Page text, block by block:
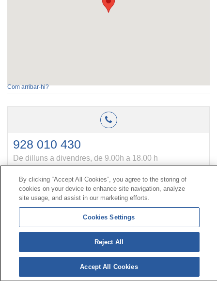
Com arribar-hi?
928 010 430
De dilluns a divendres, de 9.00h a 18.00 h
Contacte |Perfil del contractant|Reclamacions
Línia Universal 900 203 203
Zona Privada Comissió de
Prestacions Especials|Zona Privada Proveïdor Sanitari
© Mutua Universal 2026| Mapa del web
Política de Protecció de Dades | Política de cookies
Segueix-nos a:
By clicking “Accept All Cookies”, you agree to the storing of
cookies on your device to enhance site navigation, analyze
site usage, and assist in our marketing efforts.
Cookies Settings
Reject All
Accept All Cookies